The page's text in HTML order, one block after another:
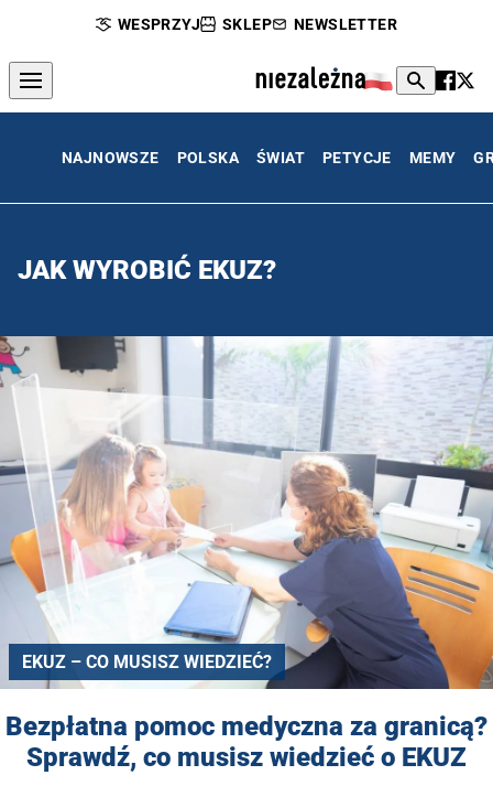
WESPRZYJ SKLEP NEWSLETTER
NAJNOWSZE POLSKA ŚWIAT PETYCJE MEMY
JAK WYROBIĆ EKUZ?
EKUZ – CO MUSISZ WIEDZIEĆ?
Bezpłatna pomoc medyczna za granicą?
Sprawdź, co musisz wiedzieć o EKUZ